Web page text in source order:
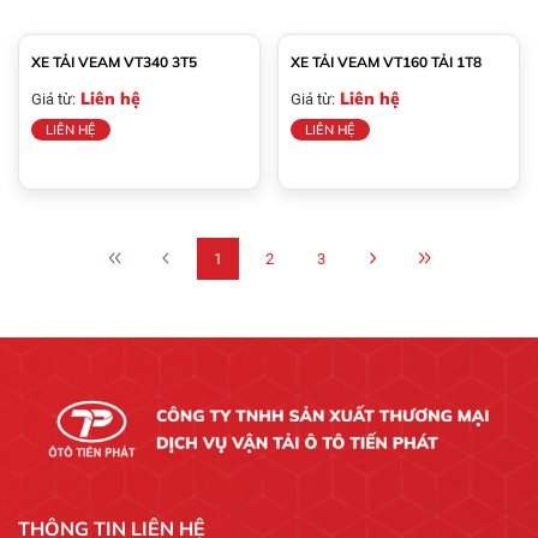
XE TẢI VEAM VT340 3T5
Giá từ: Liên hệ
LIÊN HỆ
XE TẢI VEAM VT160 TẢI 1T8
Giá từ: Liên hệ
LIÊN HỆ
1 2 3
THÔNG TIN LIÊN HỆ